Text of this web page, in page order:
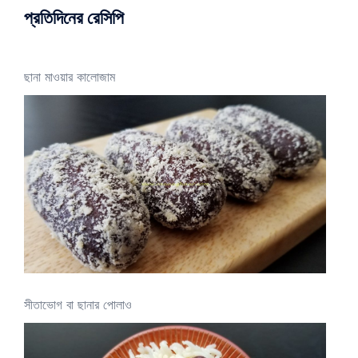
প্রতিদিনের রেসিপি
ছানা মাওয়ার কালোজাম
সীতাভোগ বা ছানার পোলাও